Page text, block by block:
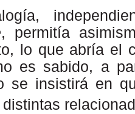
, permitía
lo que abría el
es sabido, a
se insistirá en